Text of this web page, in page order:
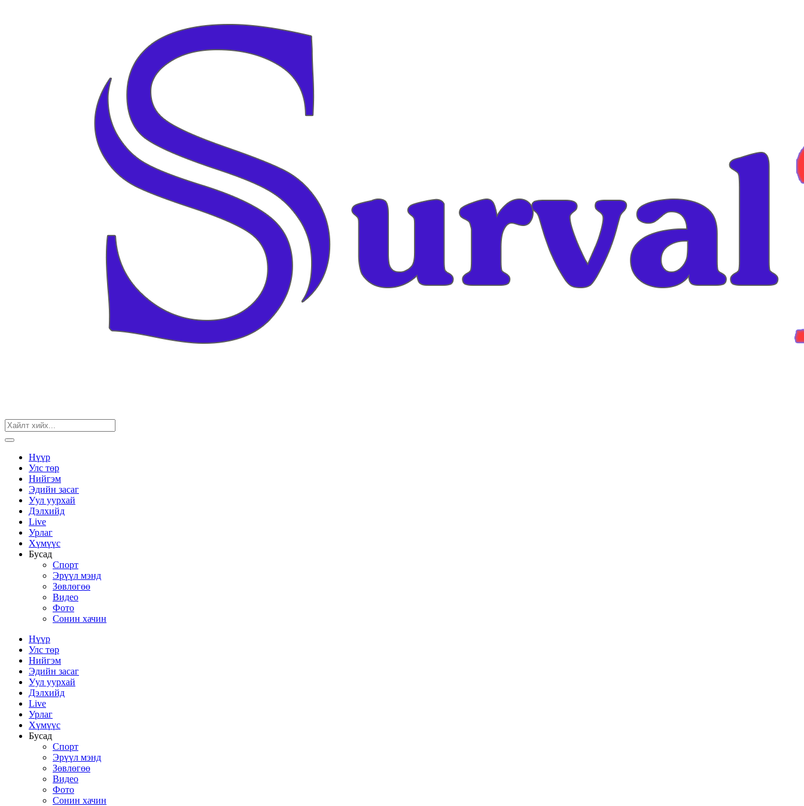
Нүүр
Улс төр
Нийгэм
Эдийн засаг
Уул уурхай
Дэлхийд
Live
Урлаг
Хүмүүс
Бусад
Спорт
Эрүүл мэнд
Зөвлөгөө
Видео
Фото
Сонин хачин
Нүүр
Улс төр
Нийгэм
Эдийн засаг
Уул уурхай
Дэлхийд
Live
Урлаг
Хүмүүс
Бусад
Спорт
Эрүүл мэнд
Зөвлөгөө
Видео
Фото
Сонин хачин